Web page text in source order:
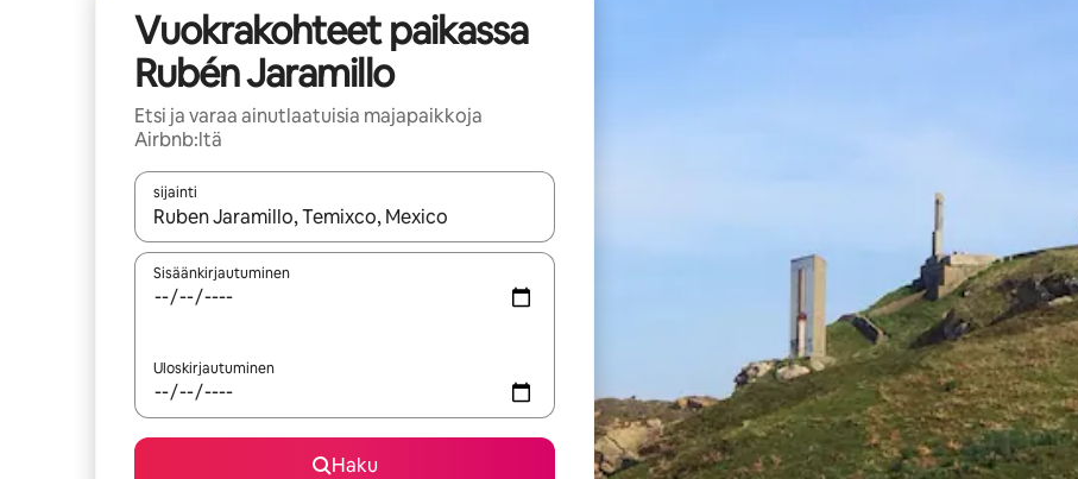
Vuokrakohteet paikassa
Rubén Jaramillo
Etsi ja varaa ainutlaatuisia majapaikkoja
Airbnb:ltä
sijainti
Kun tulokset ovat saatavilla, navigoi ylös- ja alas-nuolinäppäimillä tai tutustu koskettamalla tai pyyhkäisemällä.
Sisäänkirjautuminen
Uloskirjautuminen
Haku